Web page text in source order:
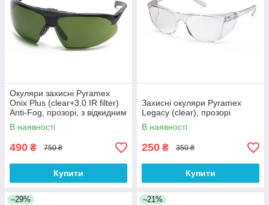
Окуляри захисні Pyramex
Onix Plus (clear+3.0 IR filter)
Anti-Fog, прозорі, з відкидним
фільтром від ІнфраЧерв
випромін
В наявності
490 ₴ 750 ₴
Купити
Захисні окуляри Pyramex
Legacy (clear), прозорі
В наявності
250 ₴ 350 ₴
Купити
–29% –21%